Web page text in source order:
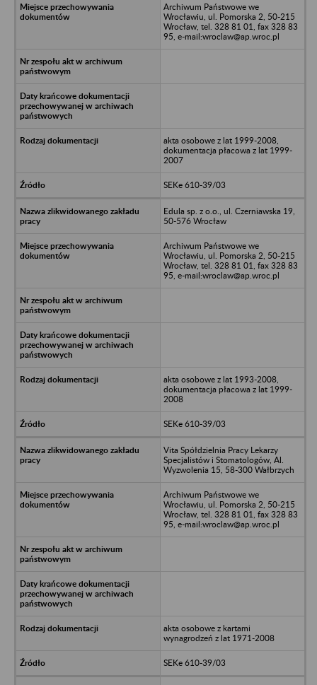
Archiwum Państwowe we
Wrocławiu, ul. Pomorska 2, 50-215
Wrocław, tel. 328 81 01, fax 328 83
95, e-mail:wroclaw@ap.wroc.pl
akta osobowe z lat 1999-2008,
dokumentacja płacowa z lat 1999-
2007
SEKe 610-39/03
Edula sp. z o.o., ul. Czerniawska 19,
50-576 Wrocław
Archiwum Państwowe we
Wrocławiu, ul. Pomorska 2, 50-215
Wrocław, tel. 328 81 01, fax 328 83
95, e-mail:wroclaw@ap.wroc.pl
akta osobowe z lat 1993-2008,
dokumentacja płacowa z lat 1999-
2008
SEKe 610-39/03
Vita Spółdzielnia Pracy Lekarzy
Specjalistów i Stomatologów, Al.
Wyzwolenia 15, 58-300 Wałbrzych
Archiwum Państwowe we
Wrocławiu, ul. Pomorska 2, 50-215
Wrocław, tel. 328 81 01, fax 328 83
95, e-mail:wroclaw@ap.wroc.pl
akta osobowe z kartami
wynagrodzeń z lat 1971-2008
SEKe 610-39/03